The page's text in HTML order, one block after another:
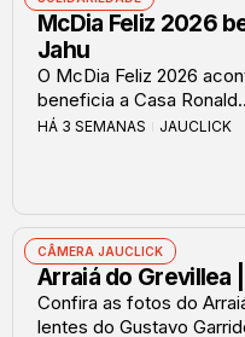
McDia Feliz 2026
Jahu
O McDia Feliz 2026
beneficia a Casa
HÁ 3 SEMANAS JAUCLICK
CÂMERA JAUCLICK
Arraiá do Grevillea
Confira as fotos do
lentes do Gustavo